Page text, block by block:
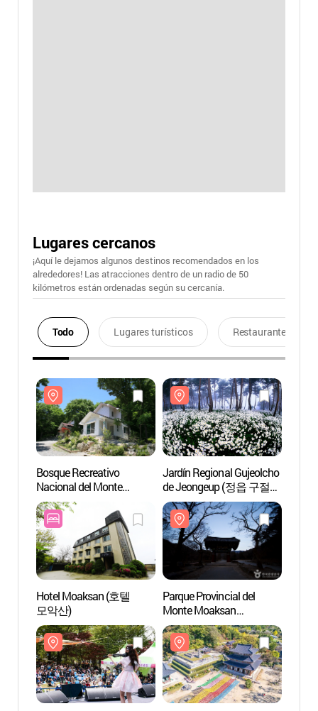
Lugares cercanos
¡Aquí le dejamos algunos destinos recomendados en los
alrededores! Las atracciones dentro de un radio de 50
kilómetros están ordenadas según su cercanía.
Todo Lugares turísticos Restaurantes
Bosque Recreativo
Nacional del Monte
Hoemunsan (국립
회문산자연휴양림)
Jardín Regional Gujeolcho
de Jeongeup (정읍 구절초
지방정원)
Hotel Moaksan (호텔
모악산)
Parque Provincial del
Monte Moaksan
(모악산도립공원)